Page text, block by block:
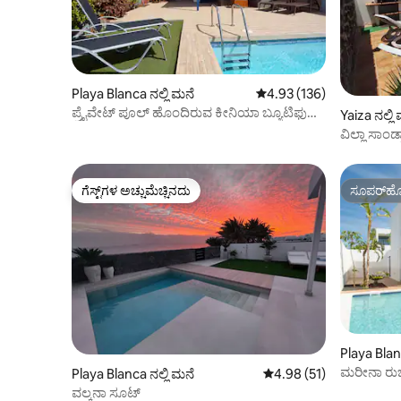
Playa Blanca ನಲ್ಲಿ ಮನೆ 5 ರಲ್ಲಿ 4.93 ಸರಾಸರಿ
4.93 (136)
ಪ್ರೈವೇಟ್ ಪೂಲ್ ಹೊಂದಿರುವ ಕೀನಿಯಾ ಬ್ಯೂಟಿಫುಲ್
Yaiza
ವಿಲ್ಲಾ
ಗೆಸ್ಟ್‌ಗಳ ಅಚ್ಚುಮೆಚ್ಚಿನದು
ಗೆಸ್ಟ್‌ಗಳ ಅಚ್ಚುಮೆಚ್ಚಿನದು
Playa Blanca ನಲ್ಲಿ ಮನೆ 5 ರಲ್ಲಿ 4.98 ಸರಾಸರಿ
4.98 (51)
ವಲ್ಕನಾ ಸೂಟ್
Playa
ಮರೀನಾ